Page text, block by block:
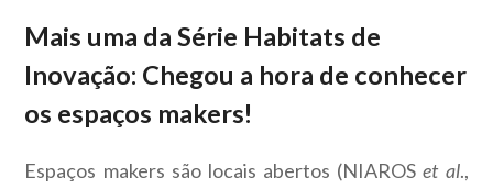
Mais uma daSérie Habitats de
Inovação: Chegou a hora de conhecer
os espaços makers!
Espaços makers são locais abertos (NIAROSet al.,